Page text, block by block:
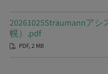
20261025Straumannア
幌）.pdf
PDF, 2 MB